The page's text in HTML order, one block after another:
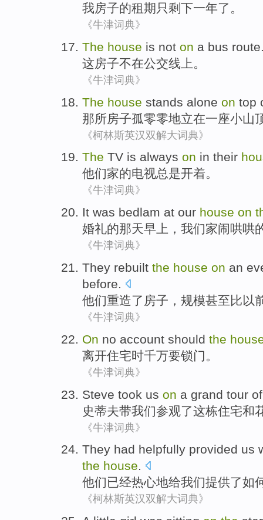
我房子的租期 只 剩下一年了。
《牛津词典》
The house is not on a bus route
这房子不在公交线 上。
《牛津词典》
The house stands alone on top
那所房子孤零零地立在一座小山
《柯林斯英汉双解大词典》
The TV is always on in their
他们家的电视总是开着。
《牛津词典》
It was bedlam at our house on
婚礼的那天早上 ， 我们家闹哄哄
《牛津词典》
They rebuilt the house on an
before.
他们重造了 房子 ， 规模甚至比以
《牛津词典》
On no account should the
离开住宅时千万要锁门。
《牛津词典》
Steve took us on a grand tour
史蒂夫带我们参观了这栋住宅和
《牛津词典》
They had helpfully provided us
the house.
他们已经热心地给我们提供了如
《柯林斯英汉双解大词典》